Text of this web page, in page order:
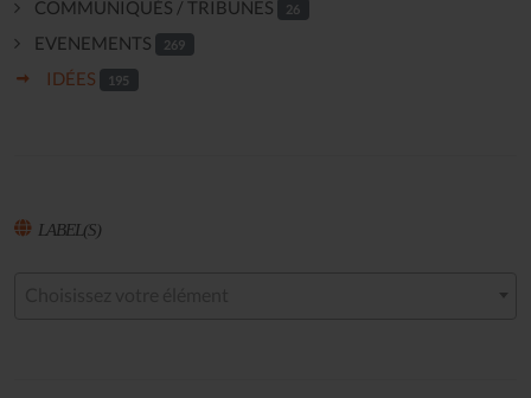
COMMUNIQUÉS / TRIBUNES 26
EVENEMENTS 269
IDÉES 195
LABEL(S)